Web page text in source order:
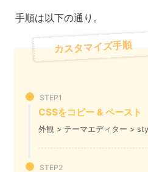
手順は以下の通り。
カスタマイズ手順
STEP1
CSSをコピー & ペースト
外観 > テーマエディター >
STEP2